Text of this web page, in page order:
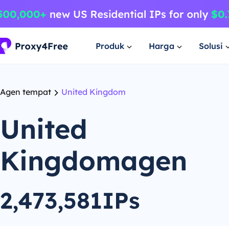
Produk Harga Solusi
Agen tempat United Kingdom
United
Kingdomagen
2,473,581IPs